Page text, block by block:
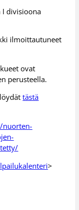
divisioona
ilmoittautuneet
ovat
perusteella.
löydättästä
nuorten-
>